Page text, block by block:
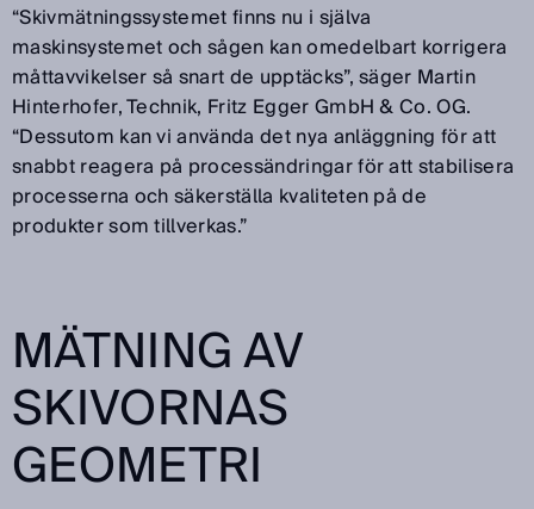
“Skivmätningssystemet finns nu i själva
maskinsystemet och sågen kan omedelbart korrigera
måttavvikelser så snart de upptäcks”, säger Martin
Hinterhofer, Technik, Fritz Egger GmbH & Co. OG.
“Dessutom kan vi använda det nya anläggning för att
snabbt reagera på processändringar för att stabilisera
processerna och säkerställa kvaliteten på de
produkter som tillverkas.”
MÄTNING AV
SKIVORNAS
GEOMETRI